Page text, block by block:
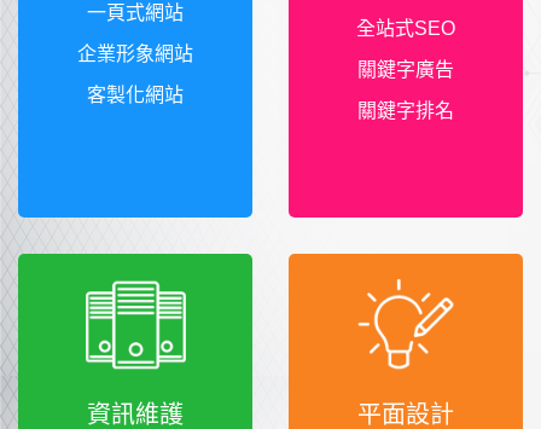
一頁式網站
企業形象網站
客製化網站
全站式SEO
關鍵字廣告
關鍵字排名
資訊維護 平面設計